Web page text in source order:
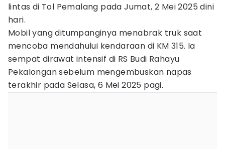
lintas di Tol Pemalang pada Jumat, 2 Mei 2025 dini
hari.
Mobil yang ditumpanginya menabrak truk saat
mencoba mendahului kendaraan di KM 315. Ia
sempat dirawat intensif di RS Budi Rahayu
Pekalongan sebelum mengembuskan napas
terakhir pada Selasa, 6 Mei 2025 pagi.